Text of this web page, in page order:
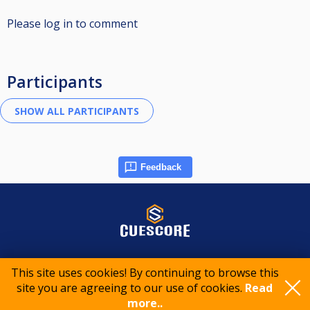
This site uses cookies! By continuing to browse this
site you are agreeing to our use of cookies. Read
more..
Please log in to comment
Participants
Feedback
© 2015-2026 CueScore International
Privacy policy